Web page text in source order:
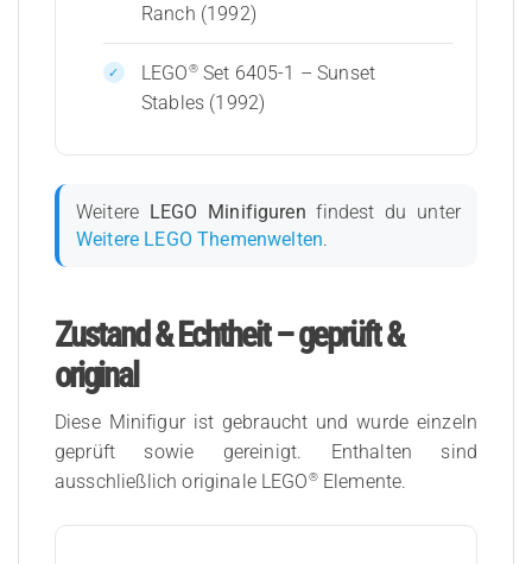
Ranch (1992)
LEGO®Set 6405-1 – Sunset
Stables (1992)
Weitere LEGO Minifiguren findest du unter
Weitere LEGO Themenwelten.
Zustand & Echtheit – geprüft &
original
Diese Minifigur ist gebraucht und wurde einzeln
geprüft sowie gereinigt. Enthalten sind
ausschließlich originale LEGO®Elemente.